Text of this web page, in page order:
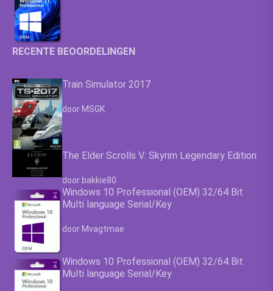
RECENTE BEOORDELINGEN
Train Simulator 2017
Waardering
door MSGK
The Elder Scrolls V: Skyrim Legendary Edition
Waardering4.63
door bakkie80
Windows 10 Professional (OEM) 32/64 Bit
Multi language Serial/Key
Waardering4.63
door Mvagtmae
Windows 10 Professional (OEM) 32/64 Bit
Multi language Serial/Key